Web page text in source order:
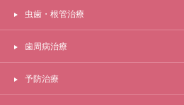
虫歯・根管治療
歯周病治療
予防治療